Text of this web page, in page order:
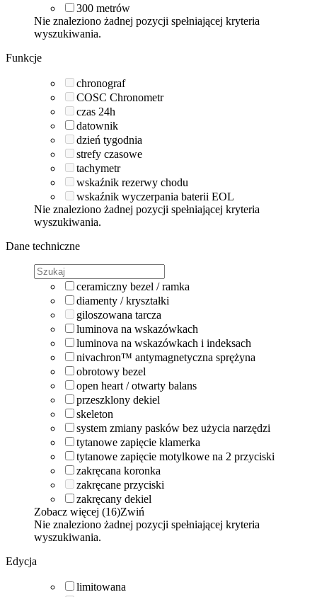
300 metrów
Nie znaleziono żadnej pozycji spełniającej kryteria
wyszukiwania.
Funkcje
chronograf
COSC Chronometr
czas 24h
datownik
dzień tygodnia
strefy czasowe
tachymetr
wskaźnik rezerwy chodu
wskaźnik wyczerpania baterii EOL
Nie znaleziono żadnej pozycji spełniającej kryteria
wyszukiwania.
Dane techniczne
ceramiczny bezel / ramka
diamenty / kryształki
giloszowana tarcza
luminova na wskazówkach
luminova na wskazówkach i indeksach
nivachron™ antymagnetyczna sprężyna
obrotowy bezel
open heart / otwarty balans
przeszklony dekiel
skeleton
system zmiany pasków bez użycia narzędzi
tytanowe zapięcie klamerka
tytanowe zapięcie motylkowe na 2 przyciski
zakręcana koronka
zakręcane przyciski
zakręcany dekiel
Zobacz więcej (16)Zwiń
Nie znaleziono żadnej pozycji spełniającej kryteria
wyszukiwania.
Edycja
limitowana